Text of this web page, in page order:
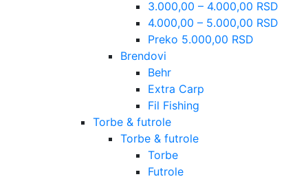
3.000,00 – 4.000,00 RSD
4.000,00 – 5.000,00 RSD
Preko 5.000,00 RSD
Brendovi
Behr
Extra Carp
Fil Fishing
Torbe & futrole
Torbe & futrole
Torbe
Futrole